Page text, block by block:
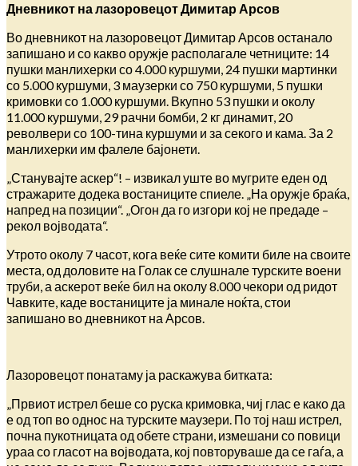
Дневникот на лазоровецот Димитар Арсов
Во дневникот на лазоровецот Димитар Арсов останало
запишано и со какво оружје располагале четниците: 14
пушки манлихерки со 4.000 куршуми, 24 пушки мартинки
со 5.000 куршуми, 3 маузерки со 750 куршуми, 5 пушки
кримовки со 1.000 куршуми. Вкупно 53 пушки и околу
11.000 куршуми, 29 рачни бомби, 2 кг динамит, 20
револвери со 100-тина куршуми и за секого и кама. За 2
манлихерки им фалеле бајонети.
„Станувајте аскер“! – извикал уште во мугрите еден од
стражарите додека востаниците спиеле. „На оружје браќа,
напред на позиции“. „Огон да го изгори кој не предаде –
рекол војводата“.
Утрото околу 7 часот, кога веќе сите комити биле на своите
места, од доловите на Голак се слушнале турските воени
труби, а аскерот веќе бил на околу 8.000 чекори од ридот
Чавките, каде востаниците ја минале ноќта, стои
запишано во дневникот на Арсов.
Лазоровецот понатаму ја раскажува битката:
„Првиот истрел беше со руска кримовка, чиј глас е како да
е од топ во однос на турските маузери. По тој наш истрел,
почна пукотницата од обете страни, измешани со повици
ураа со гласот на војводата, кој повторуваше да се гаѓа, а